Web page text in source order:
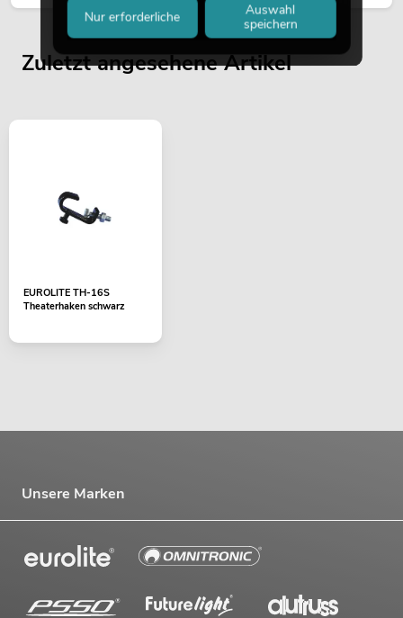
Zuletzt angesehene Artikel
EUROLITE TH-16S
Theaterhaken schwarz
Unsere Marken
Nur erforderliche
Auswahl
speichern